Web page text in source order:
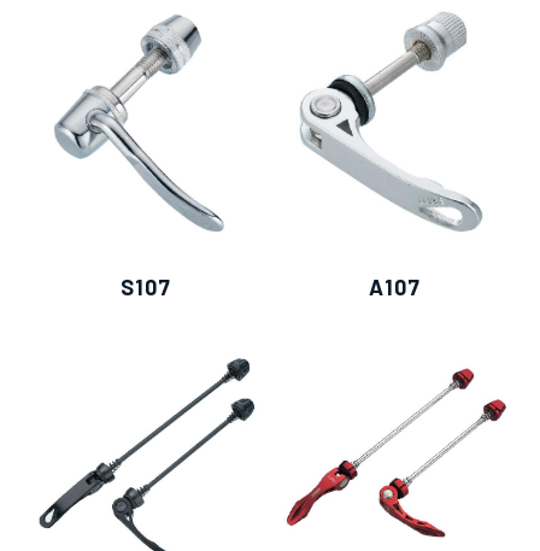
S107 A107
僅必需的Cookies